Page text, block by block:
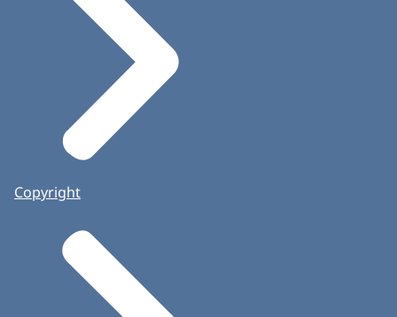
Copyright